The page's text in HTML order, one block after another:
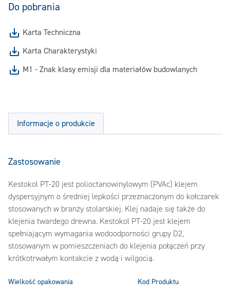
Do pobrania
Karta Techniczna
Karta Charakterystyki
M1 - Znak klasy emisji dla materiałów budowlanych
Informacje o produkcie
Zastosowanie
Kestokol PT-20 jest polioctanowinylowym (PVAc) klejem
dyspersyjnym o średniej lepkości przeznaczonym do kołczarek
stosowanych w branży stolarskiej. Klej nadaje się także do
klejenia twardego drewna. Kestokol PT-20 jest klejem
spełniającym wymagania wodoodporności grupy D2,
stosowanym w pomieszczeniach do klejenia połączeń przy
krótkotrwałym kontakcie z wodą i wilgocią.
Wielkość opakowania Kod Produktu